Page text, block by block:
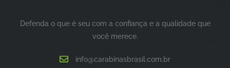
Defenda o que é seu com a confiança e a qualidade que
você merece.
info@carabinasbrasil.com.br